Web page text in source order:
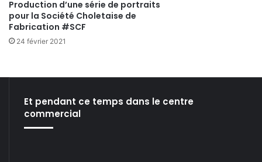
Production d’une série de portraits
pour la Société Choletaise de
Fabrication #SCF
24 février 2021
Et pendant ce temps dans le centre
commercial